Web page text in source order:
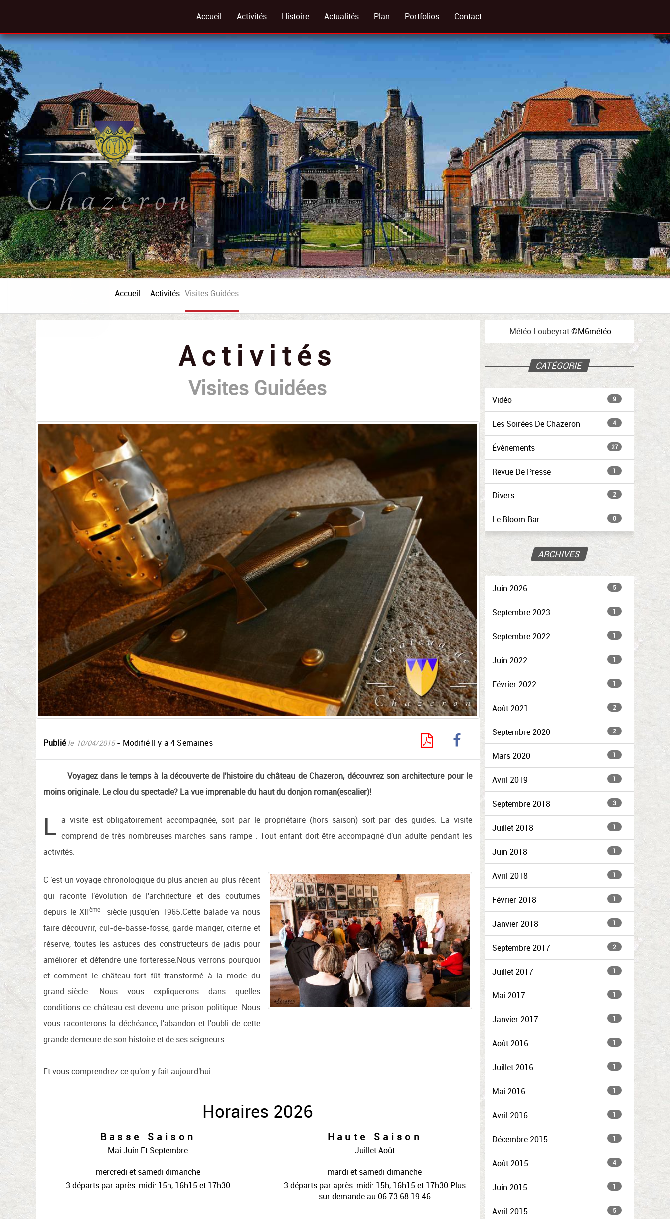
Accueil Activités
Chasse Animaux
Location De Salles
Conditions Générales De Vente (cgv)
Foire Aux Questions
Règlement Intérieur
Demande D'activités Pour Enfants En Groupes
Histoire Actualités Plan Portfolios Contact
Chazeron
Accueil Activités Visites Guidées
Activités
Visites Guidées
Publié le 10/04/2015- Modifié ll y a 4 Semaines
Voyagez dans le temps à la découverte de l'histoire du château de Chazeron, découvrez son architecture pour le
moins originale. Le clou du spectacle? La vue imprenable du haut du donjon roman(escalier)!
L a visite est obligatoirement accompagnée, soit par le propriétaire (hors saison) soit par des guides. La visite
comprend de très nombreuses marches sans rampe . Tout enfant doit être accompagné d'un adulte pendant les
activités.
C 'est un voyage chronologique du plus ancien au plus récent
qui raconte l'évolution de l'architecture et des coutumes
depuis le XIIème
siècle jusqu'en 1965.Cette balade va nous
faire découvrir, cul-de-basse-fosse, garde manger, citerne et
réserve, toutes les astuces des constructeurs de jadis pour
améliorer et défendre une forteresse.Nous verrons pourquoi
et comment le château-fort fût transformé à la mode du
grand-siècle. Nous vous expliquerons dans quelles
conditions ce château est devenu une prison politique. Nous
vous raconterons la déchéance, l'abandon et l'oubli de cette
grande demeure de son histoire et de ses seigneurs.
Et vous comprendrez ce qu'on y fait aujourd'hui
Horaires 2026
Basse Saison
Mai Juin Et Septembre
mercredi et samedi dimanche
3 départs par après-midi: 15h, 16h15 et 17h30
Haute Saison
Juillet Août
mardi et samedi dimanche
3 départs par après-midi: 15h, 16h15 et 17h30 Plus
sur demande au 06.73.68.19.46
Météo Loubeyrat©M6météo
CATÉGORIE
9
Vidéo
4
Les Soirées De Chazeron
27
Évènements
1
Revue De Presse
2
Divers
0
Le Bloom Bar
ARCHIVES
Juin 2026 5
Septembre 2023 1
Septembre 2022 1
Juin 2022 1
Février 2022 1
Août 2021 2
Septembre 2020 2
Mars 2020 1
Avril 2019 1
Septembre 2018 3
Juillet 2018 1
Juin 2018 1
Avril 2018 1
Février 2018 1
Janvier 2018 1
Septembre 2017 2
Juillet 2017 1
Mai 2017 1
Janvier 2017 1
Août 2016 1
Juillet 2016 1
Mai 2016 1
Avril 2016 1
Décembre 2015 1
Août 2015 4
Juin 2015 1
Avril 2015 5